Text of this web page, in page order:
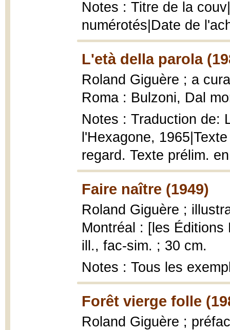
Notes : Titre de la
numérotés|Date de
L'età della parola
Roland Giguère ; a
Roma : Bulzoni, Dal
Notes : Traduction de:
l'Hexagone,
regard. Texte prélim.
Faire naître (1949)
Roland Giguère ;
Montréal : [les
ill., fac-sim. ; 30 cm.
Notes : Tous les
Forêt vierge folle
Roland Giguère ;